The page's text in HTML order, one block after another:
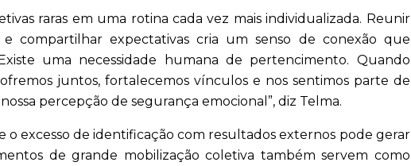
raras em uma rotina cada vez mais individualizada. Reunir
compartilhar expectativas cria um senso de conexão que
uma necessidade humana de pertencimento. Quando
juntos, fortalecemos vínculos e nos sentimos parte de
percepção de segurança emocional”, diz Telma.
o excesso de identificação com resultados externos pode gerar
de grande mobilização coletiva também servem como